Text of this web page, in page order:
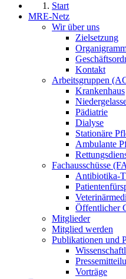
Start
MRE-Netz
Wir über uns
Zielsetzung
Kontakt
Arbeitsgruppen
Krankenhaus
Pädiatrie
Dialyse
Stationäre
Ambulante
Fachausschüsse
Antibiotika-
Öffentlicher
Mitglieder
Mitglied werden
Publikationen und
Vorträge